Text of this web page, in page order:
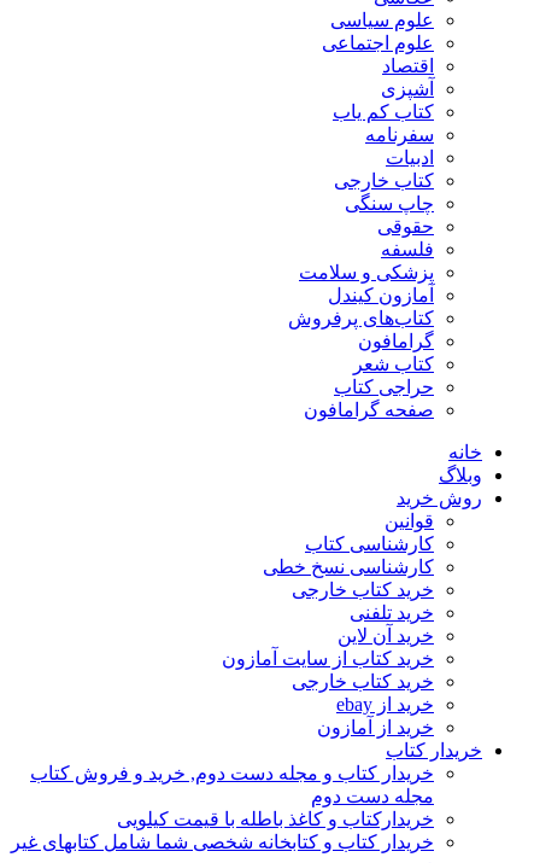
علوم سیاسی
علوم اجتماعی
اقتصاد
آشپزی
کتاب کم یاب
سفرنامه
ادبیات
کتاب خارجی
چاپ سنگی
حقوقی
فلسفه
پزشکی و سلامت
آمازون کیندل
کتاب‌های پرفروش
گرامافون
کتاب شعر
حراجی کتاب
صفحه گرامافون
خانه
وبلاگ
روش خرید
قوانین
کارشناسی کتاب
کارشناسی نسخ خطی
خرید کتاب خارجی
خرید تلفنی
خرید آن لاین
خرید کتاب از سایت آمازون
خرید کتاب خارجی
خرید از ebay
خرید از آمازون
خریدار کتاب
خریدار کتاب و مجله دست دوم, خرید و فروش کتاب
مجله دست دوم
خریدارکتاب و کاغذ باطله با قیمت کیلویی
خریدار کتاب و کتابخانه شخصی شما شامل کتابهای غیر